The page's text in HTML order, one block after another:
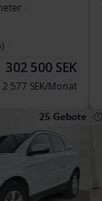
302 500 SEK
2 577 SEK/Monat
25 Gebote